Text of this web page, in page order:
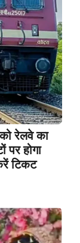
रेलवे का
पर होगा
टिकट